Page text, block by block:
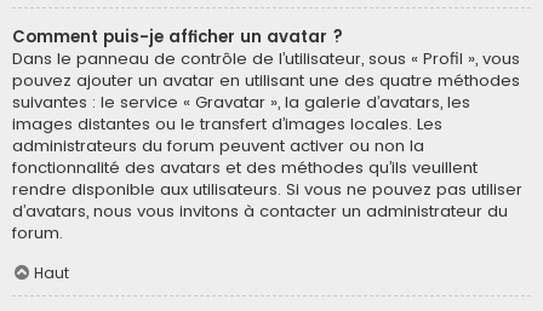
Comment puis-je afficher un avatar ?
Dans le panneau de contrôle de l’utilisateur, sous « Profil », vous
pouvez ajouter un avatar en utilisant une des quatre méthodes
suivantes : le service « Gravatar », la galerie d’avatars, les
images distantes ou le transfert d’images locales. Les
administrateurs du forum peuvent activer ou non la
fonctionnalité des avatars et des méthodes qu’ils veuillent
rendre disponible aux utilisateurs. Si vous ne pouvez pas utiliser
d’avatars, nous vous invitons à contacter un administrateur du
forum.
Haut